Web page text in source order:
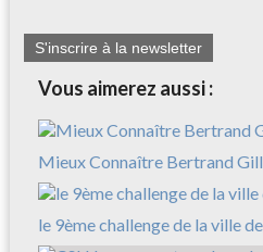
S'inscrire à la newsletter
Vous aimerez aussi :
Mieux Connaître Bertrand
le 9ème challenge de la ville